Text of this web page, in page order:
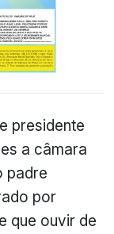
presidente
a câmara
padre
por
que ouvir de